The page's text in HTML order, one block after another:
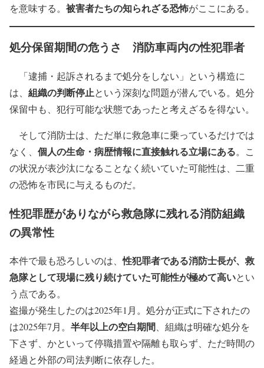
を意味する。 被害者たちの知られざる恐怖がここにある。
処分保留期間の危うさ 消防車両内の性犯罪者
「逮捕・起訴されるまで処分をしない」という構造に
は、 組織の判断停止という深刻な問題が潜んでいる。処分
保留中も、犯行可能な状態であったと考えざるを得ない。
そして消防士は、ただ単に救急車に乗っているだけでは
なく、 個人の生命・病歴情報に直接触れる立場にある。こ
の状況が表沙汰になることなく続いていた可能性は、二重
の恐怖を市民に与えるものだ。
性犯罪歴がありながら救急隊に残れる消防組織
の異常性
本件で最も恐ろしいのは、性犯罪者である消防士長が、救
急隊として現場に残り続けていた可能性が極めて高いとい
う点である。
盗撮が発生したのは2025年1月。処分が正式に下されたの
は2025年7月。 半年以上の空白期間、組織は明確な処分を
下さず、かといって停職措置や隔離も取らず、ただ時間の
経過と外部の司法判断に依存した。